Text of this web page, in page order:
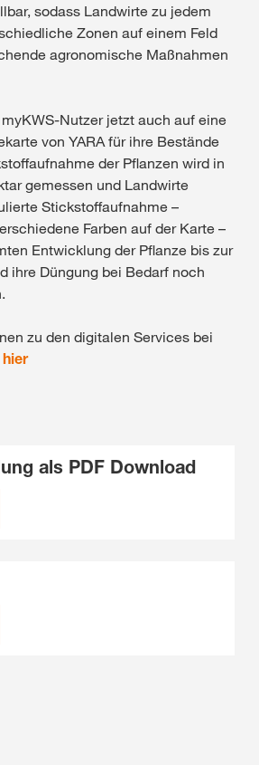
sodass Landwirte zu jedem
Zonen auf einem Feld
agronomische Maßnahmen
Nutzer jetzt auch auf eine
von YARA für ihre Bestände
der Pflanzen wird in
gemessen und Landwirte
Stickstoffaufnahme –
Farben auf der Karte –
Entwicklung der Pflanze bis zur
ihre Düngung bei Bedarf noch
zu den digitalen Services bei
hier
als PDF Download